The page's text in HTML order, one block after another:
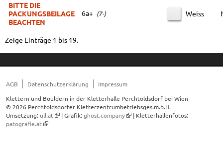
BITTE DIE
PACKUNGSBEILAGE
BEACHTEN
6a+ (7-) Weiss
Zeige Einträge 1 bis 19.
AGB Datenschutzerklärung
Impressum
Klettern und Bouldern in der Kletterhalle Perchtoldsdorf bei Wien
© 2026 Perchtoldsdorfer Kletterzentrumbetriebsges.m.b.H.
Umsetzung: ull.at | Grafik:ghost.company
| Kletterhallenfotos:
patografie.at